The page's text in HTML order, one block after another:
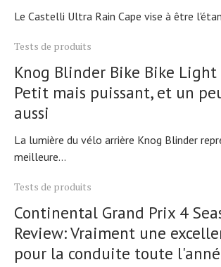
Le Castelli Ultra Rain Cape vise à être
Tests de produits
Knog Blinder Bike Bike Light
Petit mais puissant, et un
aussi
La lumière du vélo arrière Knog Blinder
meilleure...
Tests de produits
Continental Grand Prix 4
Review: Vraiment une
pour la conduite toute
Technologies
Tests de produits